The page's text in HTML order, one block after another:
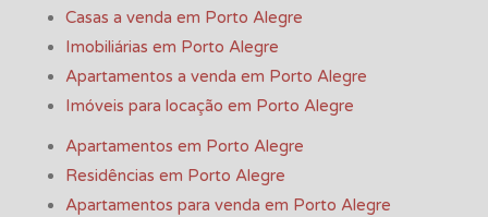
Casas a venda em Porto Alegre
Imobiliárias em Porto Alegre
Apartamentos a venda em Porto Alegre
Imóveis para locação em Porto Alegre
Apartamentos em Porto Alegre
Residências em Porto Alegre
Apartamentos para venda em Porto Alegre